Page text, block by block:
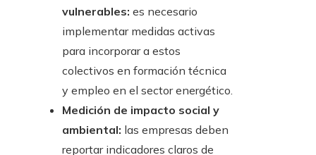
vulnerables: es necesario
implementar medidas activas
para incorporar a estos
colectivos en formación técnica
y empleo en el sector energético.
Medición de impacto social y
ambiental: las empresas deben
reportar indicadores claros de